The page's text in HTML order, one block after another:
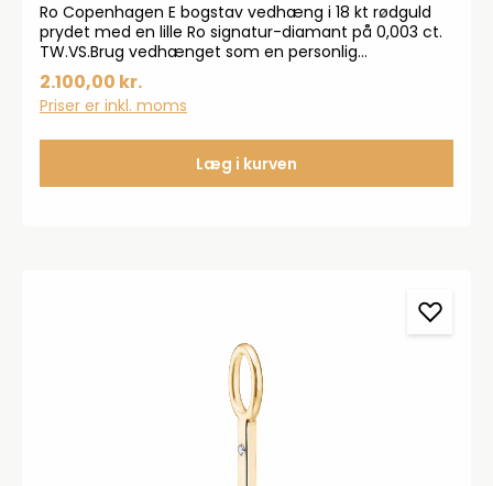
Ro Copenhagen E bogstav vedhæng i 18 kt rødguld
prydet med en lille Ro signatur-diamant på 0,003 ct.
TW.VS.Brug vedhænget som en personlig
kærlighedserklæring.Mål: ca. 13 mm med øskenVægt:
0,45 gOBS: Kæde medfølger ikke
2.100,00 kr.
Priser er inkl. moms
Læg i kurven